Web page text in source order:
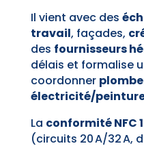
Il vient avec des
travail, façades,
des fournisseurs
délais et formalise
coordonner
électricité/
La conformité NFC
(circuits 20 A/32 A,